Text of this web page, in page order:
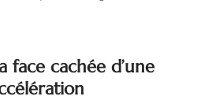
face cachée d’une